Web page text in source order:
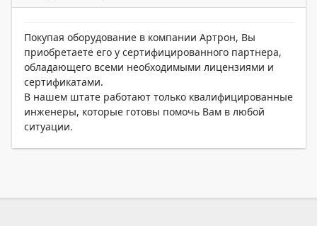
Покупая оборудование в компании Артрон, Вы
приобретаете его у сертифицированного партнера,
обладающего всеми необходимыми лицензиями и
сертификатами.
В нашем штате работают только квалифицированные
инженеры, которые готовы помочь Вам в любой
ситуации.